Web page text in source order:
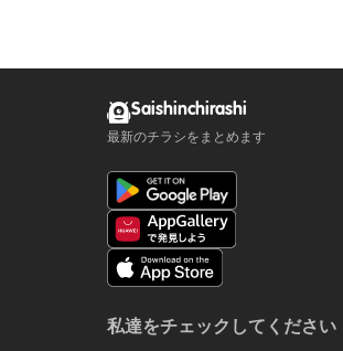
Saishinchirashi
最新のチラシをまとめます
私達をチェックしてください